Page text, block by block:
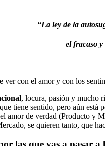
“La ley de la
el fracaso y
con el amor y con los
, locura, pasión y mucho
tiene sentido, pero aún está
amor de verdad (Producto y
se quieren tanto, que